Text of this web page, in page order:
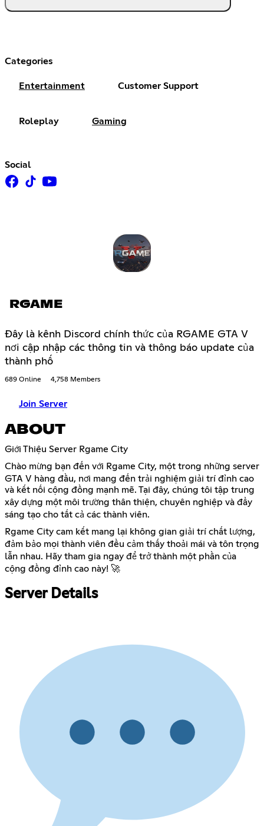
Categories
Entertainment Customer Support
Roleplay Gaming
Social
RGAME
Đây là kênh Discord chính thức của RGAME GTA V
nơi cập nhập các thông tin và thông báo update của
thành phố
689 Online 4,758 Members
Join Server
ABOUT
Giới Thiệu Server Rgame City
Chào mừng bạn đến với Rgame City, một trong những server
GTA V hàng đầu, nơi mang đến trải nghiệm giải trí đỉnh cao
và kết nối cộng đồng mạnh mẽ. Tại đây, chúng tôi tập trung
xây dựng một môi trường thân thiện, chuyên nghiệp và đầy
sáng tạo cho tất cả các thành viên.
Rgame City cam kết mang lại không gian giải trí chất lượng,
đảm bảo mọi thành viên đều cảm thấy thoải mái và tôn trọng
lẫn nhau. Hãy tham gia ngay để trở thành một phần của
cộng đồng đỉnh cao này! 🚀
Server Details